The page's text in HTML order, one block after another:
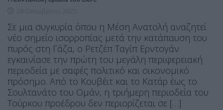
28 Οκτωβρίου, 2025
Σε μια συγκυρία όπου η Μέση Ανατολή αναζητεί
νέο σημείο ισορροπίας μετά την κατάπαυση του
πυρός στη Γάζα, ο Ρετζέπ Ταγίπ Ερντογάν
εγκαινίασε την πρώτη του μεγάλη περιφερειακή
περιοδεία με σαφές πολιτικό και οικονομικό
πρόσημο. Από το Κουβέιτ και το Κατάρ έως το
Σουλτανάτο του Ομάν, η τριήμερη περιοδεία του
Τούρκου προέδρου δεν περιορίζεται σε […]